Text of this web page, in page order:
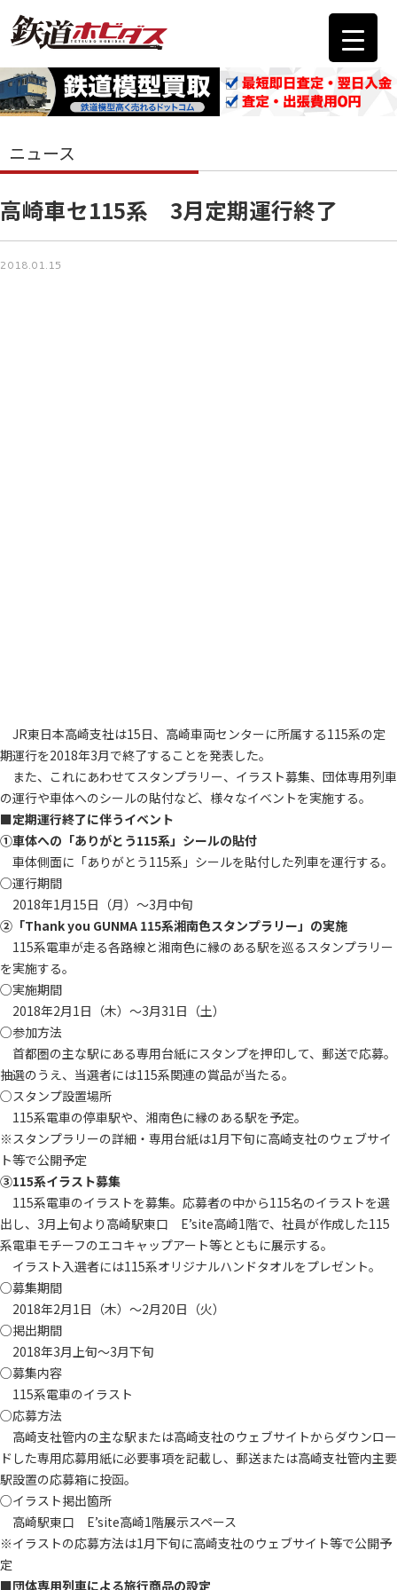
ニュース
高崎車セ115系 3月定期運行終了
2018.01.15
JR東日本高崎支社は15日、高崎車両センターに所属する115系の定
期運行を2018年3月で終了することを発表した。
また、これにあわせてスタンプラリー、イラスト募集、団体専用列車
の運行や車体へのシールの貼付など、様々なイベントを実施する。
■定期運行終了に伴うイベント
①車体への「ありがとう115系」シールの貼付
車体側面に「ありがとう115系」シールを貼付した列車を運行する。
○運行期間
2018年1月15日（月）～3月中旬
②「Thank you GUNMA 115系湘南色スタンプラリー」の実施
115系電車が走る各路線と湘南色に縁のある駅を巡るスタンプラリー
を実施する。
○実施期間
2018年2月1日（木）～3月31日（土）
○参加方法
首都圏の主な駅にある専用台紙にスタンプを押印して、郵送で応募。
抽選のうえ、当選者には115系関連の賞品が当たる。
○スタンプ設置場所
115系電車の停車駅や、湘南色に縁のある駅を予定。
※スタンプラリーの詳細・専用台紙は1月下旬に高崎支社のウェブサイ
ト等で公開予定
③115系イラスト募集
115系電車のイラストを募集。応募者の中から115名のイラストを選
出し、3月上旬より高崎駅東口 E’site高崎1階で、社員が作成した115
系電車モチーフのエコキャップアート等とともに展示する。
イラスト入選者には115系オリジナルハンドタオルをプレゼント。
○募集期間
2018年2月1日（木）～2月20日（火）
○掲出期間
2018年3月上旬～3月下旬
○募集内容
115系電車のイラスト
○応募方法
高崎支社管内の主な駅または高崎支社のウェブサイトからダウンロー
ドした専用応募用紙に必要事項を記載し、郵送または高崎支社管内主要
駅設置の応募箱に投函。
○イラスト掲出箇所
高崎駅東口 E’site高崎1階展示スペース
※イラストの応募方法は1月下旬に高崎支社のウェブサイト等で公開予
定
■団体専用列車による旅行商品の設定